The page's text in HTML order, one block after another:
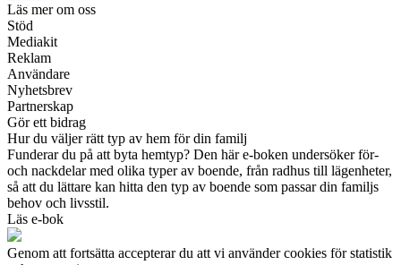
Läs mer om oss
Stöd
Mediakit
Reklam
Användare
Nyhetsbrev
Partnerskap
Gör ett bidrag
Hur du väljer rätt typ av hem för din familj
Funderar du på att byta hemtyp? Den här e-boken undersöker för-
och nackdelar med olika typer av boende, från radhus till lägenheter,
så att du lättare kan hitta den typ av boende som passar din familjs
behov och livsstil.
Läs e-bok
Genom att fortsätta accepterar du att vi använder cookies för statistik